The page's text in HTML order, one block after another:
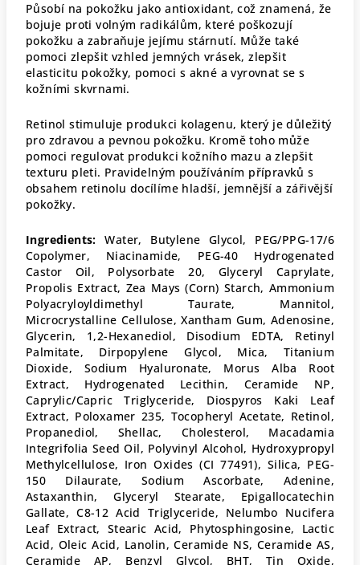
Působí na pokožku jako antioxidant, což znamená, že
bojuje proti volným radikálům, které poškozují
pokožku a zabraňuje jejímu stárnutí. Může také
pomoci zlepšit vzhled jemných vrásek, zlepšit
elasticitu pokožky, pomoci s akné a vyrovnat se s
kožními skvrnami.
Retinol stimuluje produkci kolagenu, který je důležitý
pro zdravou a pevnou pokožku. Kromě toho může
pomoci regulovat produkci kožního mazu a zlepšit
texturu pleti. Pravidelným používáním přípravků s
obsahem retinolu docílíme hladší, jemnější a zářivější
pokožky.
Ingredients: Water, Butylene Glycol, PEG/PPG-17/6
Copolymer, Niacinamide, PEG-40 Hydrogenated
Castor Oil, Polysorbate 20, Glyceryl Caprylate,
Propolis Extract, Zea Mays (Corn) Starch, Ammonium
Polyacryloyldimethyl Taurate, Mannitol,
Microcrystalline Cellulose, Xantham Gum, Adenosine,
Glycerin, 1,2-Hexanediol, Disodium EDTA, Retinyl
Palmitate, Dirpopylene Glycol, Mica, Titanium
Dioxide, Sodium Hyaluronate, Morus Alba Root
Extract, Hydrogenated Lecithin, Ceramide NP,
Caprylic/Capric Triglyceride, Diospyros Kaki Leaf
Extract, Poloxamer 235, Tocopheryl Acetate, Retinol,
Propanediol, Shellac, Cholesterol, Macadamia
Integrifolia Seed Oil, Polyvinyl Alcohol, Hydroxypropyl
Methylcellulose, Iron Oxides (CI 77491), Silica, PEG-
150 Dilaurate, Sodium Ascorbate, Adenine,
Astaxanthin, Glyceryl Stearate, Epigallocatechin
Gallate, C8-12 Acid Triglyceride, Nelumbo Nucifera
Leaf Extract, Stearic Acid, Phytosphingosine, Lactic
Acid, Oleic Acid, Lanolin, Ceramide NS, Ceramide AS,
Ceramide AP, Benzyl Glycol, BHT, Tin Oxide,